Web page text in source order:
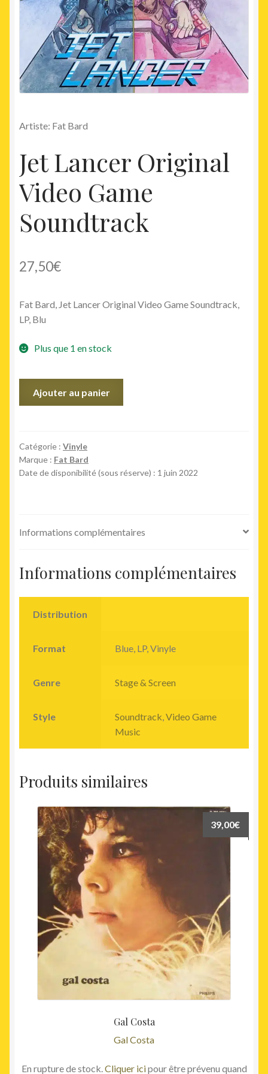
Artiste: Fat Bard
Jet Lancer Original
Video Game
Soundtrack
27,50€
Fat Bard, Jet Lancer Original Video Game Soundtrack,
LP, Blu
Plus que 1 en stock
Original
Video
Game
Ajouter au panier
Catégorie : Vinyle
Marque : Fat Bard
Date de disponibilité (sous réserve) : 1 juin 2022
Informations complémentaires
Informations complémentaires
Distribution
Format Blue, LP, Vinyle
Genre Stage & Screen
Style Soundtrack,Video Game
Music
Produits similaires
Gal Costa
Gal Costa
39,00€
En rupture de stock.Cliquer icipour être prévenu quand